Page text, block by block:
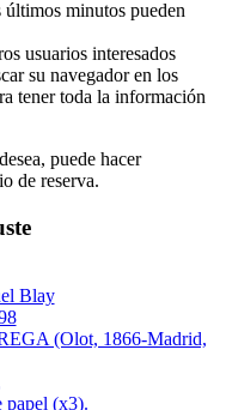
últimos minutos pueden
usuarios interesados
su navegador en los
tener toda la información
puede hacer
de reserva.
Blay
(Olot, 1866-Madrid,
papel (x3).